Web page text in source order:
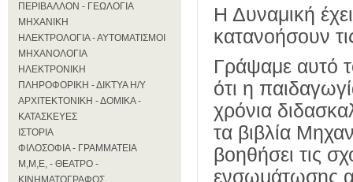
ΠΕΡΙΒΑΛΛΟΝ - ΓΕΩΛΟΓΙΑ
ΜΗΧΑΝΙΚΗ
ΗΛΕΚΤΡΟΛΟΓΙΑ - ΑΥΤΟΜΑΤΙΣΜΟΙ
ΜΗΧΑΝΟΛΟΓΙΑ
ΗΛΕΚΤΡΟΝΙΚΗ
ΠΛΗΡΟΦΟΡΙΚΗ - ΔΙΚΤΥΑ Η/Υ
ΑΡΧΙΤΕΚΤΟΝΙΚΗ - ΔΟΜΙΚΑ -
ΚΑΤΑΣΚΕΥΕΣ
ΙΣΤΟΡΙΑ
ΦΙΛΟΣΟΦΙΑ - ΓΡΑΜΜΑΤΕΙΑ
Μ,Μ,Ε, - ΘΕΑΤΡΟ -
ΚΙΝΗΜΑΤΟΓΡΑΦΟΣ
Η Δυναμική
κατανοήσουν
Γράψαμε αυτό
ότι η
χρόνια
τα βιβλία
βοηθήσει τις
ενσωμάτωσης